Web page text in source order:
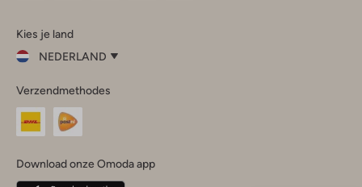
InstagramFacebook
Kies je land
NEDERLAND
je
land
Nederland
Belgique(Français)
Verzendmethodes
Download onze Omoda app